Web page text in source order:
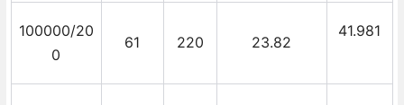
100000/20
0
61 220 23.82
41.981